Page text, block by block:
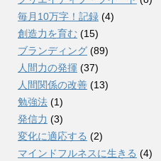
毎月10万字！記録 (4)
創造力を育む (15)
ブランディング (89)
人間力の発揮 (37)
人間関係の改善 (13)
勉強法 (1)
発信力 (3)
変化に適応する (2)
マインドフルネスに生きる (4)